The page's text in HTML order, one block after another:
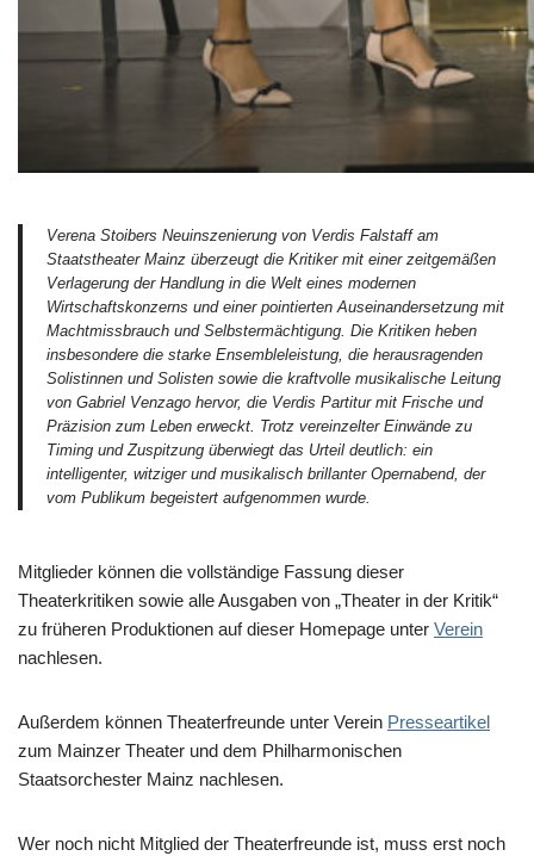
Verena Stoibers Neuinszenierung von Verdis Falstaffam
Staatstheater Mainz überzeugt die Kritiker mit einer zeitgemäßen
Verlagerung der Handlung in die Welt eines modernen
Wirtschaftskonzerns und einer pointierten Auseinandersetzung mit
Machtmissbrauch und Selbstermächtigung. Die Kritiken heben
insbesondere die starke Ensembleleistung, die herausragenden
Solistinnen und Solisten sowie die kraftvolle musikalische Leitung
von Gabriel Venzago hervor, die Verdis Partitur mit Frische und
Präzision zum Leben erweckt. Trotz vereinzelter Einwände zu
Timing und Zuspitzung überwiegt das Urteil deutlich: ein
intelligenter, witziger und musikalisch brillanter Opernabend, der
vom Publikum begeistert aufgenommen wurde.
Mitglieder können die vollständige Fassung dieser
Theaterkritiken sowie alle Ausgaben von „Theater in der Kritik“
zu früheren Produktionen auf dieser Homepage unter Verein
nachlesen.
Außerdem können Theaterfreunde unter Verein Presseartikel
zum Mainzer Theater und dem Philharmonischen
Staatsorchester Mainz nachlesen.
Wer noch nicht Mitglied der Theaterfreunde ist, muss erst noch